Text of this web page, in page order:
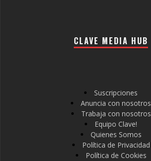
CLAVE MEDIA HUB
Suscripciones
Anuncia con nosotros
Trabaja con nosotros
Equipo Clave!
Quienes Somos
Política de Privacidad
Política de Cookies